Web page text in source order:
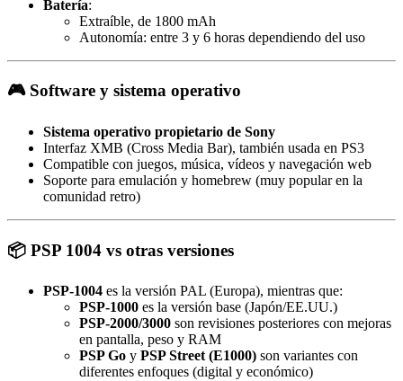
Batería:
Extraíble, de 1800 mAh
Autonomía: entre 3 y 6 horas dependiendo del uso
🎮 Software y sistema operativo
Sistema operativo propietario de Sony
Interfaz XMB (Cross Media Bar), también usada en PS3
Compatible con juegos, música, vídeos y navegación web
Soporte para emulación y homebrew (muy popular en la
comunidad retro)
📦 PSP 1004 vs otras versiones
PSP-1004 es la versión PAL (Europa), mientras que:
PSP-1000 es la versión base (Japón/EE.UU.)
PSP-2000/3000 son revisiones posteriores con mejoras
en pantalla, peso y RAM
PSP Go y PSP Street (E1000) son variantes con
diferentes enfoques (digital y económico)